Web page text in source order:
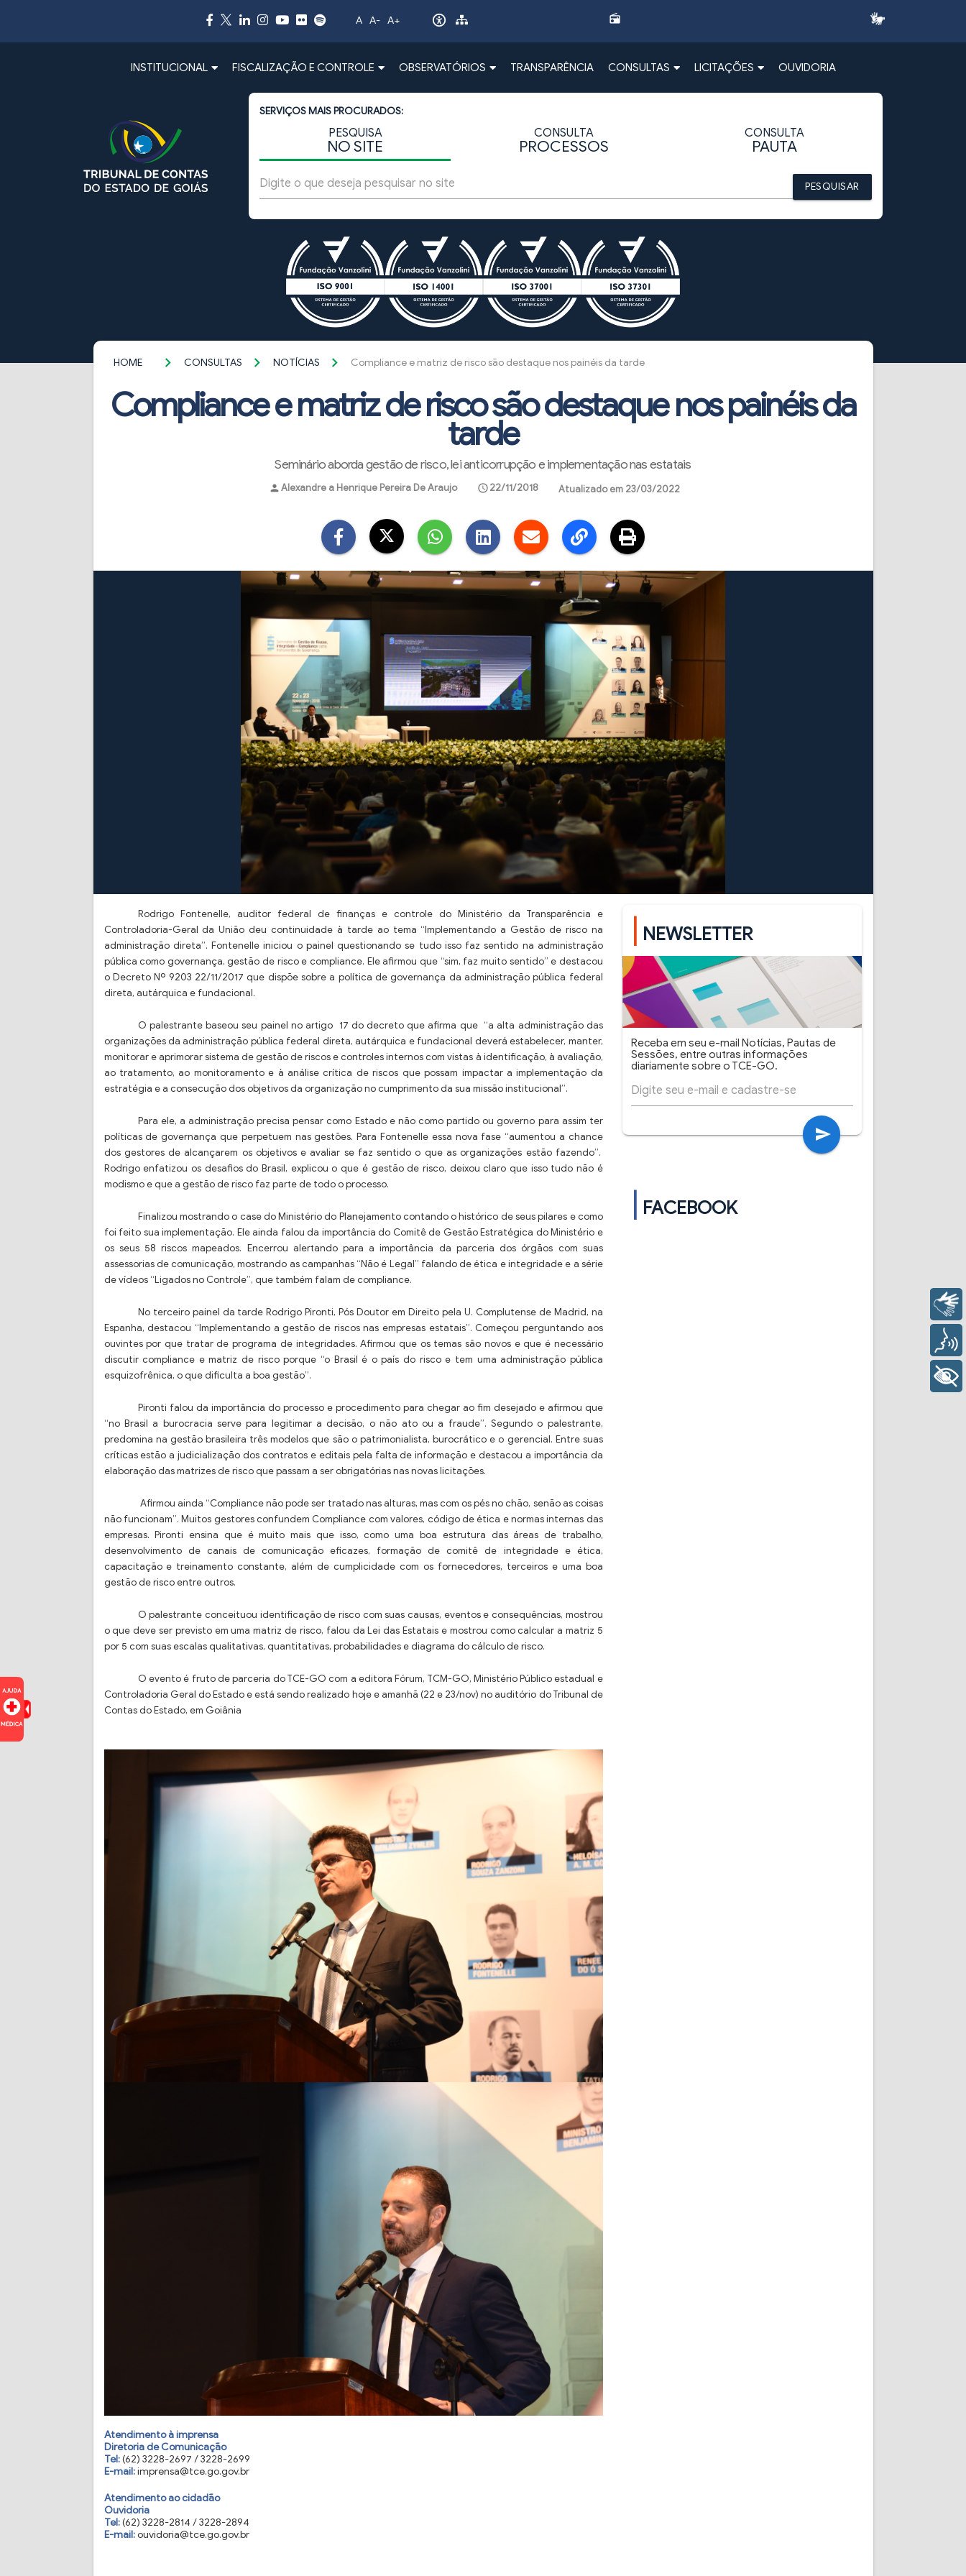
A A- A+ radio
INSTITUCIONAL FISCALIZAÇÃO E CONTROLE OBSERVATÓRIOS TRANSPARÊNCIA CONSULTAS LICITAÇÕES OUVIDORIA
SERVIÇOS MAIS PROCURADOS:
PESQUISA
NO SITE
CONSULTA
PROCESSOS
CONSULTA
PAUTA
PESQUISAR
HOME CONSULTAS NOTÍCIAS Compliance e matriz de risco são destaque nos painéis da tarde
Compliance e matriz de risco são destaque nos painéis da
tarde
Seminário aborda gestão de risco, lei anticorrupção e implementação nas estatais
personAlexandre a Henrique Pereira De Araujo schedule22/11/2018 Atualizado em 23/03/2022
Rodrigo Fontenelle, auditor federal de finanças e controle do Ministério da Transparência e
Controladoria-Geral da União deu continuidade à tarde ao tema “Implementando a Gestão de risco na
administração direta”. Fontenelle iniciou o painel questionando se tudo isso faz sentido na administração
pública como governança, gestão de risco e compliance. Ele afirmou que “sim, faz muito sentido” e destacou
o Decreto Nº 9203 22/11/2017 que dispõe sobre a política de governança da administração pública federal
direta, autárquica e fundacional.
O palestrante baseou seu painel no artigo 17 do decreto que afirma que “a alta administração das
organizações da administração pública federal direta, autárquica e fundacional deverá estabelecer, manter,
monitorar e aprimorar sistema de gestão de riscos e controles internos com vistas à identificação, à avaliação,
ao tratamento, ao monitoramento e à análise crítica de riscos que possam impactar a implementação da
estratégia e a consecução dos objetivos da organização no cumprimento da sua missão institucional”.
Para ele, a administração precisa pensar como Estado e não como partido ou governo para assim ter
políticas de governança que perpetuem nas gestões. Para Fontenelle essa nova fase “aumentou a chance
dos gestores de alcançarem os objetivos e avaliar se faz sentido o que as organizações estão fazendo”.
Rodrigo enfatizou os desafios do Brasil, explicou o que é gestão de risco, deixou claro que isso tudo não é
modismo e que a gestão de risco faz parte de todo o processo.
Finalizou mostrando o case do Ministério do Planejamento contando o histórico de seus pilares e como
foi feito sua implementação. Ele ainda falou da importância do Comitê de Gestão Estratégica do Ministério e
os seus 58 riscos mapeados. Encerrou alertando para a importância da parceria dos órgãos com suas
assessorias de comunicação, mostrando as campanhas “Não é Legal” falando de ética e integridade e a série
de vídeos “Ligados no Controle”, que também falam de compliance.
No terceiro painel da tarde Rodrigo Pironti, Pós Doutor em Direito pela U. Complutense de Madrid, na
Espanha, destacou “Implementando a gestão de riscos nas empresas estatais”. Começou perguntando aos
ouvintes por que tratar de programa de integridades. Afirmou que os temas são novos e que é necessário
discutir compliance e matriz de risco porque “o Brasil é o país do risco e tem uma administração pública
esquizofrênica, o que dificulta a boa gestão”.
Pironti falou da importância do processo e procedimento para chegar ao fim desejado e afirmou que
“no Brasil a burocracia serve para legitimar a decisão, o não ato ou a fraude”. Segundo o palestrante,
predomina na gestão brasileira três modelos que são o patrimonialista, burocrático e o gerencial. Entre suas
críticas estão a judicialização dos contratos e editais pela falta de informação e destacou a importância da
elaboração das matrizes de risco que passam a ser obrigatórias nas novas licitações.
Afirmou ainda “Compliance não pode ser tratado nas alturas, mas com os pés no chão, senão as coisas
não funcionam”. Muitos gestores confundem Compliance com valores, código de ética e normas internas das
empresas. Pironti ensina que é muito mais que isso, como uma boa estrutura das áreas de trabalho,
desenvolvimento de canais de comunicação eficazes, formação de comitê de integridade e ética,
capacitação e treinamento constante, além de cumplicidade com os fornecedores, terceiros e uma boa
gestão de risco entre outros.
O palestrante conceituou identificação de risco com suas causas, eventos e consequências, mostrou
o que deve ser previsto em uma matriz de risco, falou da Lei das Estatais e mostrou como calcular a matriz 5
por 5 com suas escalas qualitativas, quantitativas, probabilidades e diagrama do cálculo de risco.
O evento é fruto de parceria do TCE-GO com a editora Fórum, TCM-GO, Ministério Público estadual e
Controladoria Geral do Estado e está sendo realizado hoje e amanhã (22 e 23/nov) no auditório do Tribunal de
Contas do Estado, em Goiânia
Atendimento à imprensa
Diretoria de Comunicação
Tel:(62) 3228-2697 / 3228-2699
E-mail:imprensa@tce.go.gov.br
Atendimento ao cidadão
Ouvidoria
Tel:(62) 3228-2814 / 3228-2894
E-mail:ouvidoria@tce.go.gov.br
NEWSLETTER
Receba em seu e-mail Notícias, Pautas de
Sessões, entre outras informações
diariamente sobre o TCE-GO.
send
FACEBOOK